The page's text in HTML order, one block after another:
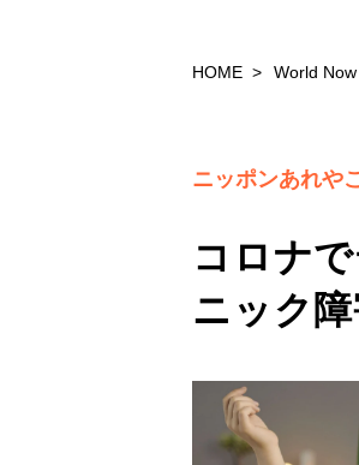
HOME World Now
コロナ
ニック
ニッポンあれや